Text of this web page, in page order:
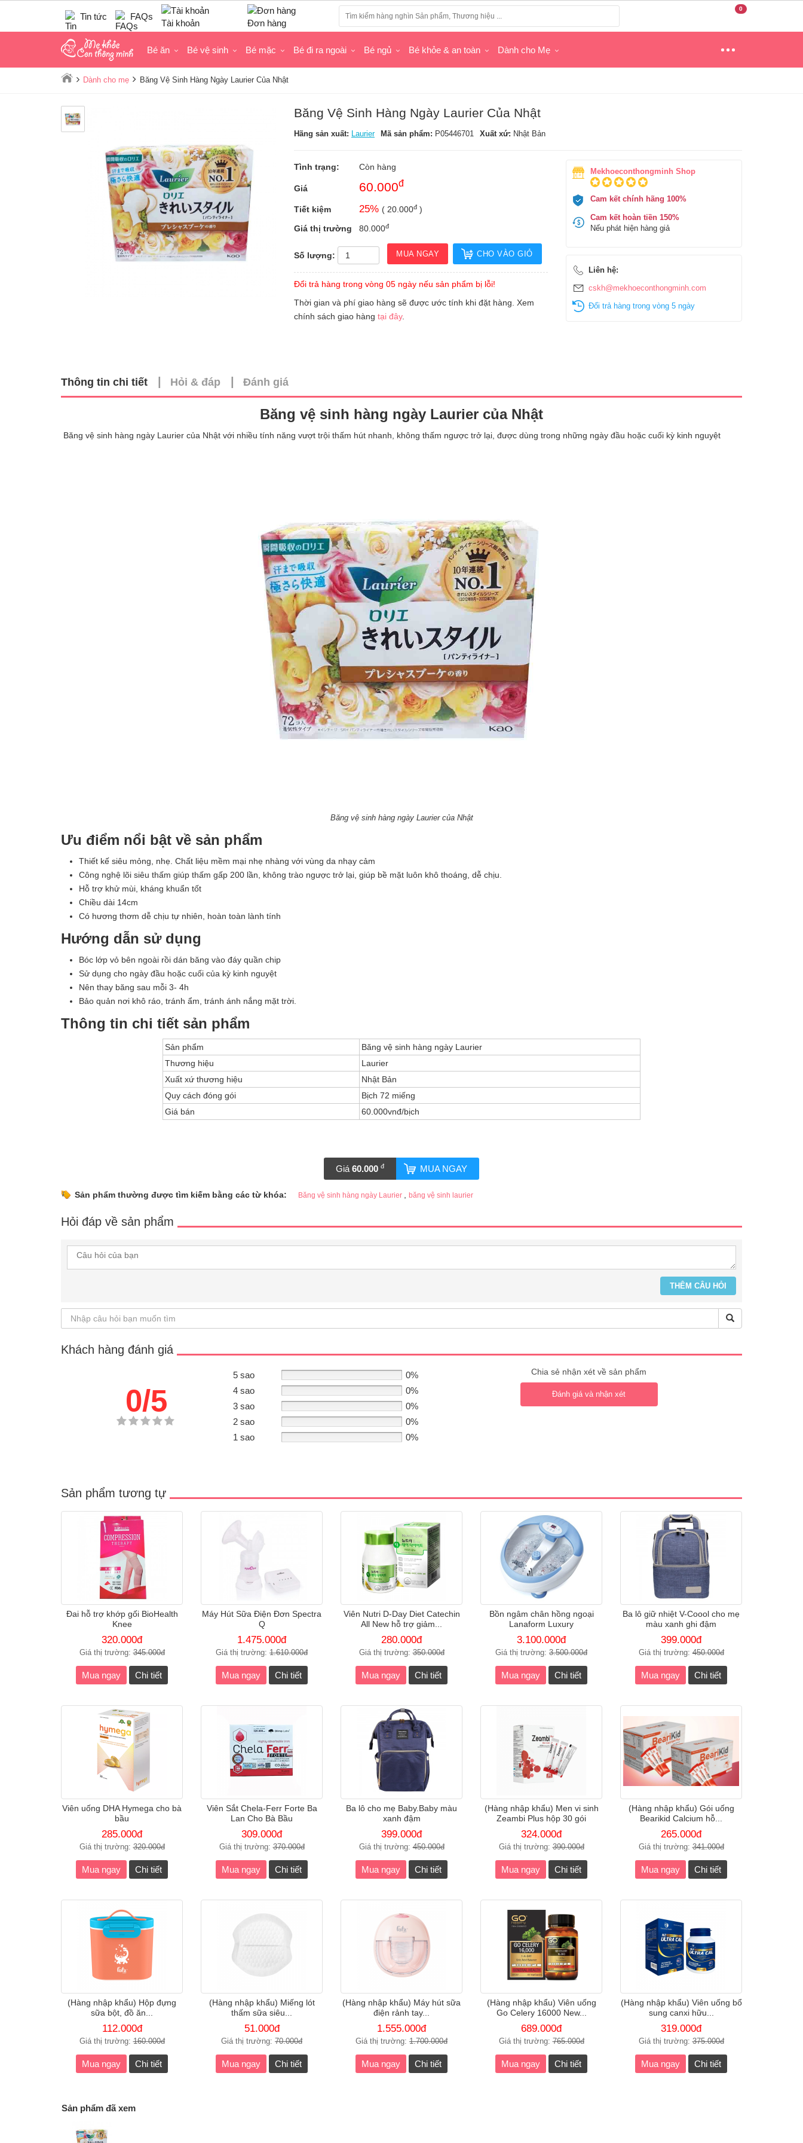
Tin tức FAQs
Tài khoản Đơn hàng
0
Bé ăn Bé vệ sinh Bé mặc Bé đi ra ngoài Bé ngủ Bé khỏe & an toàn Dành cho Mẹ
Dành cho mẹ Băng Vệ Sinh Hàng Ngày Laurier Của Nhật
Băng Vệ Sinh Hàng Ngày Laurier Của Nhật
Hãng sản xuất: Laurier Mã sản phẩm: P05446701 Xuất xứ: Nhật Bản
Tình trạng: Còn hàng
Giá 60.000đ
Tiết kiệm 25% ( 20.000đ )
Giá thị trường
80.000đ
Số lượng: MUA NGAY CHO VÀO GIỎ
Đổi trả hàng trong vòng 05 ngày nếu sản phẩm bị lỗi!
Thời gian và phí giao hàng sẽ được ước tính khi đặt hàng. Xem
chính sách giao hàng tại đây.
Mekhoeconthongminh Shop
Cam kết chính hãng 100%
Cam kết hoàn tiền 150%
Nếu phát hiện hàng giả
Liên hệ:
cskh@mekhoeconthongminh.com
Đổi trả hàng trong vòng 5 ngày
Thông tin chi tiết Hỏi & đáp Đánh giá
Băng vệ sinh hàng ngày Laurier của Nhật
Băng vệ sinh hàng ngày Laurier của Nhật với nhiều tính năng vượt trội thấm hút nhanh, không thấm ngược trở lại, được dùng trong những ngày đầu hoặc cuối kỳ kinh nguyệt
Băng vệ sinh hàng ngày Laurier của Nhật
Ưu điểm nổi bật về sản phẩm
Thiết kế siêu mỏng, nhẹ. Chất liệu mềm mại nhẹ nhàng với vùng da nhạy cảm
Công nghệ lõi siêu thấm giúp thấm gấp 200 lần, không trào ngược trở lại, giúp bề mặt luôn khô thoáng, dễ chịu.
Hỗ trợ khử mùi, kháng khuẩn tốt
Chiều dài 14cm
Có hương thơm dễ chịu tự nhiên, hoàn toàn lành tính
Hướng dẫn sử dụng
Bóc lớp vỏ bên ngoài rồi dán băng vào đáy quần chip
Sử dụng cho ngày đầu hoặc cuối của kỳ kinh nguyệt
Nên thay băng sau mỗi 3- 4h
Bảo quản nơi khô ráo, tránh ẩm, tránh ánh nắng mặt trời.
Thông tin chi tiết sản phẩm
Sản phẩm
Băng vệ sinh hàng ngày Laurier
Thương hiệu
Laurier
Xuất xứ thương hiệu
Nhật Bản
Quy cách đóng gói
Bịch 72 miếng
Giá bán
60.000vnđ/bịch
Giá 60.000 đ MUA NGAY
Sản phẩm thường được tìm kiếm bằng các từ khóa: Băng vệ sinh hàng ngày Laurier băng vệ sinh laurier
Hỏi đáp về sản phẩm
Khách hàng đánh giá
0/5
5 sao
0%
4 sao
0%
3 sao
0%
2 sao
0%
1 sao
0%
Chia sẻ nhận xét về sản phẩm
Đánh giá và nhận xét
Sản phẩm tương tự
Đai hỗ trợ khớp gối BioHealth
Knee
320.000đ
Giá thị trường:345.000đ
Mua ngay Chi tiết
Máy Hút Sữa Điện Đơn Spectra
Q
1.475.000đ
Giá thị trường: 1.610.000đ
Mua ngay Chi tiết
Viên Nutri D-Day Diet Catechin
All New hỗ trợ giảm...
280.000đ
Giá thị trường:350.000đ
Mua ngay Chi tiết
Bồn ngâm chân hồng ngoại
Lanaform Luxury
3.100.000đ
Giá thị trường: 3.500.000đ
Mua ngay Chi tiết
Ba lô giữ nhiệt V-Coool cho mẹ
màu xanh ghi đậm
399.000đ
Giá thị trường:450.000đ
Mua ngay Chi tiết
Viên uống DHA Hymega cho bà
bầu
285.000đ
Giá thị trường:320.000đ
Mua ngay Chi tiết
Viên Sắt Chela-Ferr Forte Ba
Lan Cho Bà Bầu
309.000đ
Giá thị trường:370.000đ
Mua ngay Chi tiết
Ba lô cho mẹ Baby.Baby màu
xanh đậm
399.000đ
Giá thị trường:450.000đ
Mua ngay Chi tiết
(Hàng nhập khẩu) Men vi sinh
Zeambi Plus hộp 30 gói
324.000đ
Giá thị trường:390.000đ
Mua ngay Chi tiết
(Hàng nhập khẩu) Gói uống
Bearikid Calcium hỗ...
265.000đ
Giá thị trường:341.000đ
Mua ngay Chi tiết
(Hàng nhập khẩu) Hộp đựng
sữa bột, đồ ăn...
112.000đ
Giá thị trường:160.000đ
Mua ngay Chi tiết
(Hàng nhập khẩu) Miếng lót
thấm sữa siêu...
51.000đ
Giá thị trường: 70.000đ
Mua ngay Chi tiết
(Hàng nhập khẩu) Máy hút sữa
điện rảnh tay...
1.555.000đ
Giá thị trường: 1.700.000đ
Mua ngay Chi tiết
(Hàng nhập khẩu) Viên uống
Go Celery 16000 New...
689.000đ
Giá thị trường:765.000đ
Mua ngay Chi tiết
(Hàng nhập khẩu) Viên uống bổ
sung canxi hữu...
319.000đ
Giá thị trường:375.000đ
Mua ngay Chi tiết
Sản phẩm đã xem